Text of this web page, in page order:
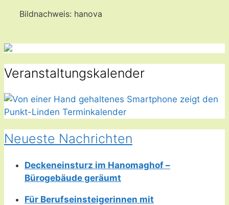
Bildnachweis: hanova
Veranstaltungskalender
Neueste Nachrichten
Deckeneinsturz im Hanomaghof –
Bürogebäude geräumt
Für Berufseinsteigerinnen mit